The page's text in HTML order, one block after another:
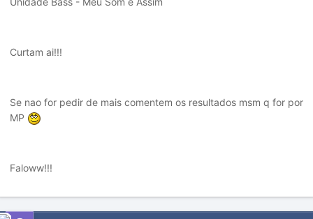
Curtam ai!!!
Se nao for pedir de mais comentem os resultados msm q for por
MP
Faloww!!!